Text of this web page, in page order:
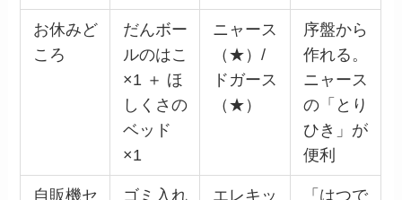
お休みど
ころ
だんボー
ルのはこ
×1 ＋ ほ
しくさの
ベッド
×1
ニャース
（★）/
ドガース
（★）
序盤から
作れる。
ニャース
の「とり
ひき」が
便利
自販機セ ゴミ入れ エレキッ 「はつで